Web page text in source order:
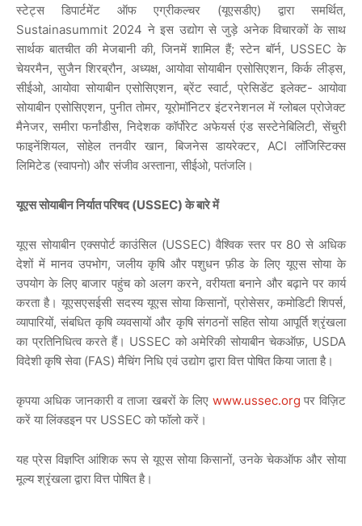
स्टेट्स डिपार्टमेंट ऑफ एग्रीकल्चर (यूएसडीए) द्वारा समर्थित,
Sustainasummit 2024 ने इस उद्योग से जुड़े अनेक विचारकों के साथ
सार्थक बातचीत की मेजबानी की, जिनमें शामिल हैं; स्टेन बॉर्न, USSEC के
चेयरमैन, सुजैन शिरब्रौन, अध्यक्ष, आयोवा सोयाबीन एसोसिएशन, किर्क लीड्स,
सीईओ, आयोवा सोयाबीन एसोसिएशन, ब्रेंट स्वार्ट, प्रेसिडेंट इलेक्ट- आयोवा
सोयाबीन एसोसिएशन, पुनीत तोमर, यूरोमॉनिटर इंटरनेशनल में ग्लोबल प्रोजेक्ट
मैनेजर, समीरा फर्नांडीस, निदेशक कॉर्पोरेट अफेयर्स एंड सस्टेनेबिलिटी, सेंचुरी
फाइनेंशियल, सोहेल तनवीर खान, बिजनेस डायरेक्टर, ACI लॉजिस्टिक्स
लिमिटेड (स्वापनो) और संजीव अस्ताना, सीईओ, पतंजलि।
यूएस सोयाबीन निर्यात परिषद(USSEC) के बारे में
यूएस सोयाबीन एक्सपोर्ट काउंसिल (USSEC) वैश्विक स्तर पर 80 से अधिक
देशों में मानव उपभोग, जलीय कृषि और पशुधन फ़ीड के लिए यूएस सोया के
उपयोग के लिए बाजार पहुंच को अलग करने, वरीयता बनाने और बढ़ाने पर कार्य
करता है। यूएसएसईसी सदस्य यूएस सोया किसानों, प्रोसेसर, कमोडिटी शिपर्स,
व्यापारियों, संबधित कृषि व्यवसायों और कृषि संगठनों सहित सोया आपूर्ति श्रृंखला
का प्रतिनिधित्व करते हैं। USSEC को अमेरिकी सोयाबीन चेकऑफ़, USDA
विदेशी कृषि सेवा (FAS) मैचिंग निधि एवं उद्योग द्वारा वित्त पोषित किया जाता है।
कृपया अधिक जानकारी व ताजा खबरों के लिए www.ussec.org पर विज़िट
करें या लिंक्डइन पर USSEC को फॉलो करें।
यह प्रेस विज्ञप्ति आंशिक रूप से यूएस सोया किसानों, उनके चेकऑफ और सोया
मूल्य श्रृंखला द्वारा वित्त पोषित है।